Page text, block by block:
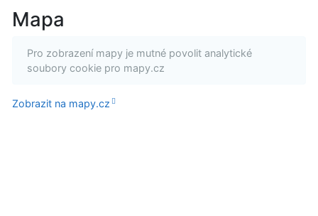
Mapa
Pro zobrazení mapy je mutné povolit analytické
soubory cookie pro mapy.cz
Zobrazit na mapy.cz